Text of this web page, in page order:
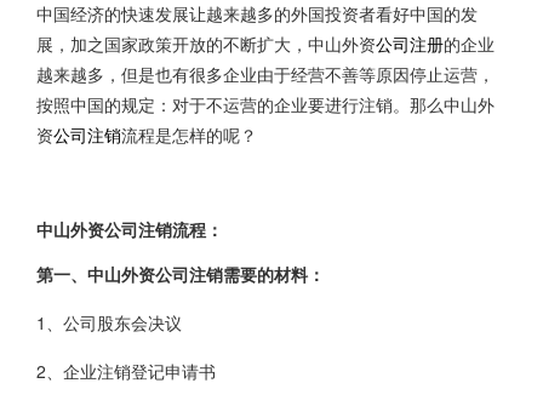
中国经济的快速发展让越来越多的外国投资者看好中国的发
展，加之国家政策开放的不断扩大，中山外资公司注册的企业
越来越多，但是也有很多企业由于经营不善等原因停止运营，
按照中国的规定：对于不运营的企业要进行注销。那么中山外
资公司注销流程是怎样的呢？
中山外资公司注销流程：
第一、中山外资公司注销需要的材料：
1、公司股东会决议
2、企业注销登记申请书